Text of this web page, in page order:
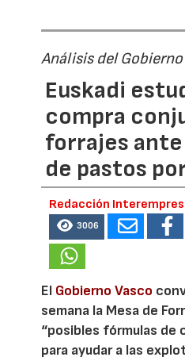
Análisis del
Euskadi
compra
forrajes ante
de pastos
Redacción
3006
El Gobierno Vasco
semana la Mesa de
“posibles fórmulas de
para ayudar a las